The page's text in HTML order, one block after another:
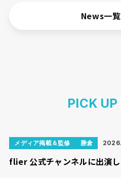
News一
PICK
メディア掲載＆監修 勝倉
flier 公式チャンネルに出演